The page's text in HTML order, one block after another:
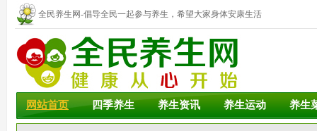
全民养生网-倡导全民一起参与养生，希望大家身体安康生活
幸福！
网站首页 四季养生 养生资讯 养生运动 养生